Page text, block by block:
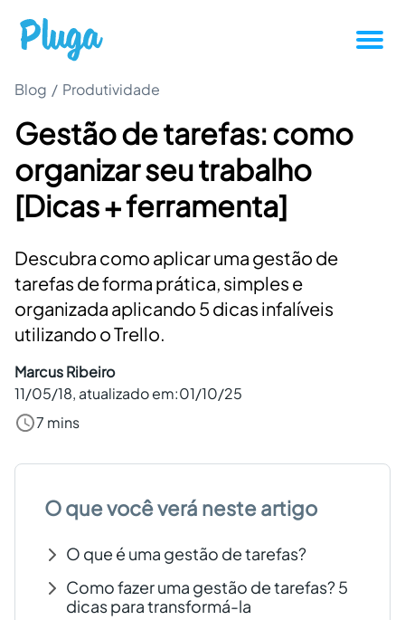
Produtividade
Novidades da Pluga
Casos de sucesso
Outros
Blog / Produtividade
Gestão de tarefas: como
organizar seu trabalho
[Dicas + ferramenta]
Descubra como aplicar uma gestão de
tarefas de forma prática, simples e
organizada aplicando 5 dicas infalíveis
utilizando o Trello.
Marcus Ribeiro
11/05/18, atualizado em:01/10/25
7 mins
O que você verá neste artigo
O que é uma gestão de tarefas?
Como fazer uma gestão de tarefas? 5
dicas para transformá-la